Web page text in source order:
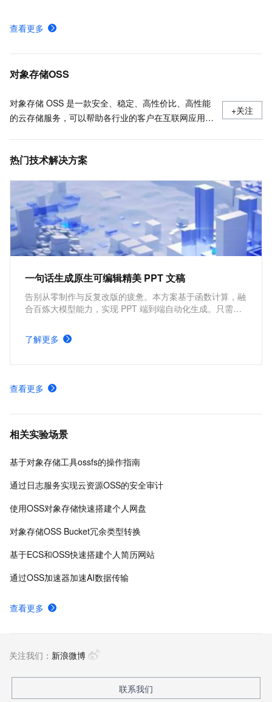
下载并安装命令行工具ossutil
API概览
查看更多
对象存储OSS
对象存储 OSS 是一款安全、稳定、高性价比、高性能
的云存储服务，可以帮助各行业的客户在互联网应用、
丰富的数据处理能力更便捷地使用数据。
+关注
热门技术解决方案
一句话生成原生可编辑精美 PPT 文稿
告别从零制作与反复改版的疲惫。本方案基于函数计算，融
合百炼大模型能力，实现 PPT 端到端自动化生成。只需一
示文稿，开箱即用、零门槛，让人人都能轻松做出专业
PPT。
了解更多
查看更多
相关实验场景
基于对象存储工具ossfs的操作指南
通过日志服务实现云资源OSS的安全审计
使用OSS对象存储快速搭建个人网盘
对象存储OSS Bucket冗余类型转换
基于ECS和OSS快速搭建个人简历网站
通过OSS加速器加速AI数据传输
查看更多
关注我们： 新浪微博
联系我们